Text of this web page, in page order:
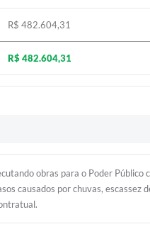
R$ 482.604,31
R$ 482.604,31
obras para o Poder
causados por chuvas, escassez